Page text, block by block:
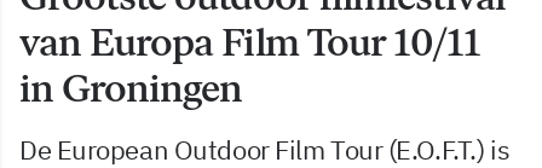
van Europa Film Tour 10/11
in Groningen
De European Outdoor Film Tour (E.O.F.T.) is